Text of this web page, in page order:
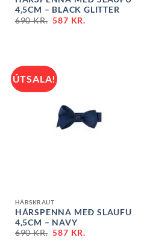
4,5CM – BLACK GLITTER
690KR. 587 KR.
ÚTSALA!
HÁRSKRAUT
HÁRSPENNA MEÐ SLAUFU
4,5CM – NAVY
690KR. 587 KR.